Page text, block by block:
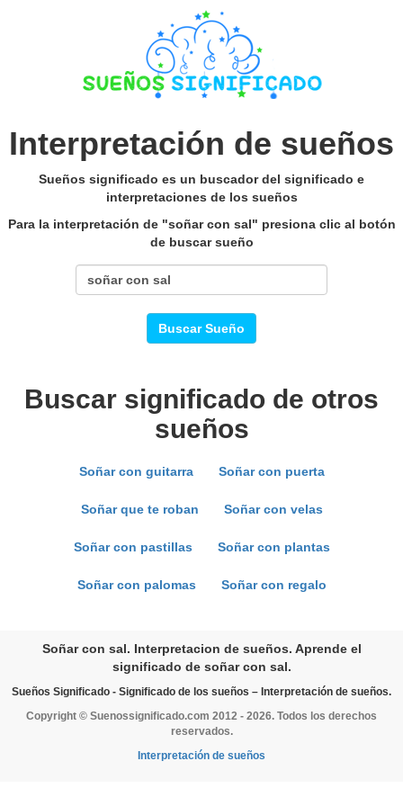
Interpretación de sueños
Sueños significado es un buscador del significado e
interpretaciones de los sueños
Para la interpretación de "soñar con sal" presiona clic al botón
de buscar sueño
Buscar Sueño
Buscar significado de otros
sueños
Soñar con guitarra Soñar con puerta
Soñar que te roban Soñar con velas
Soñar con pastillas Soñar con plantas
Soñar con palomas Soñar con regalo
Soñar con sal. Interpretacion de sueños. Aprende el
significado de soñar con sal.
Sueños Significado - Significado de los sueños – Interpretación de sueños.
Copyright © Suenossignificado.com 2012 - 2026. Todos los derechos
reservados.
Interpretación de sueños